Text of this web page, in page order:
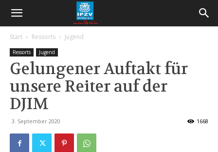
Start Ressorts Jugend
Ressorts Jugend
Gelungener Auftakt für
unsere Reiter auf der
DJIM
3. September 2020 1668